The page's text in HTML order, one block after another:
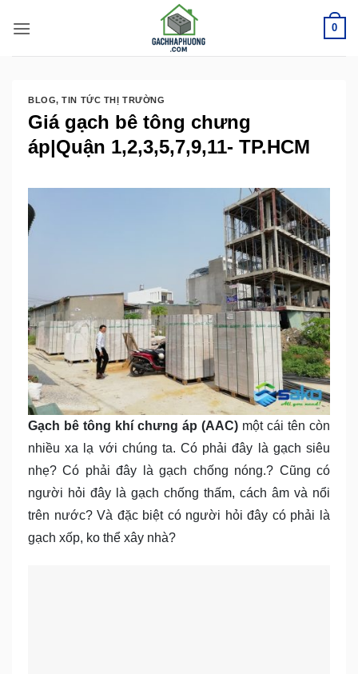
qua
nội
0
BLOG,TIN TỨC THỊ TRƯỜNG
Giá gạch bê tông chưng
áp|Quận 1,2,3,5,7,9,11- TP.HCM
Gạch bê tông khí chưng áp (AAC) một cái tên còn
nhiều xa lạ với chúng ta. Có phải đây là gạch siêu
nhẹ? Có phải đây là gạch chống nóng.? Cũng có
người hỏi đây là gạch chống thấm, cách âm và nổi
trên nước? Và đặc biệt có người hỏi đây có phải là
gạch xốp, ko thể xây nhà?